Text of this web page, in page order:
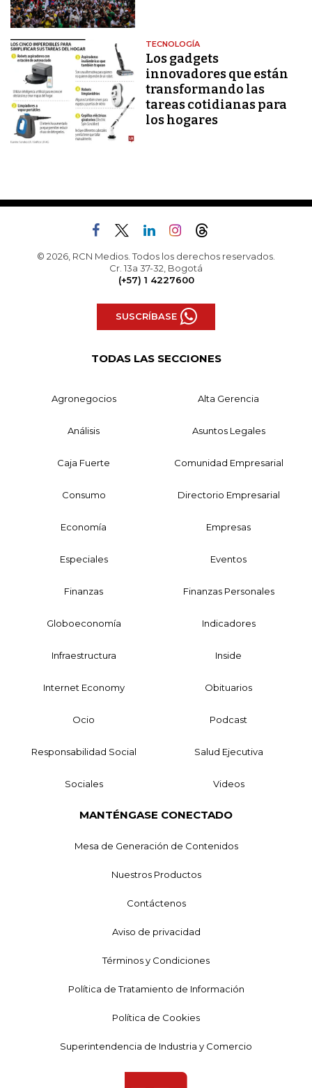
TECNOLOGÍA
Los gadgets
innovadores que están
transformando las
tareas cotidianas para
los hogares
© 2026, RCN Medios. Todos los derechos reservados.
Cr. 13a 37-32, Bogotá
(+57) 1 4227600
SUSCRÍBASE
TODAS LAS SECCIONES
Agronegocios Alta Gerencia
Análisis Asuntos Legales
Caja Fuerte Comunidad Empresarial
Consumo Directorio Empresarial
Economía Empresas
Especiales Eventos
Finanzas Finanzas Personales
Globoeconomía Indicadores
Infraestructura Inside
Internet Economy Obituarios
Ocio Podcast
Responsabilidad Social Salud Ejecutiva
Sociales Videos
MANTÉNGASE CONECTADO
Mesa de Generación de Contenidos
Nuestros Productos
Contáctenos
Aviso de privacidad
Términos y Condiciones
Política de Tratamiento de Información
Política de Cookies
Superintendencia de Industria y Comercio